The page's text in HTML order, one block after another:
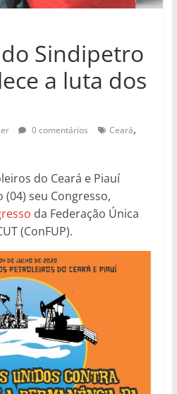
Sindipetro
a luta dos
0 comentários Ceará,
do Ceará e Piauí
seu Congresso,
da Federação Única
(ConFUP).